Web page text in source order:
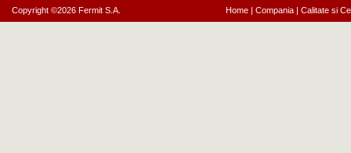
Copyright ©2026 Fermit S.A. Home| Compania| Calitate si